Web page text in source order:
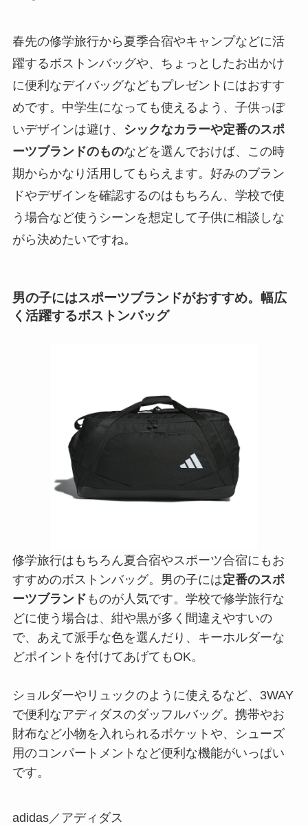
春先の修学旅行から夏季合宿やキャンプなどに活
躍するボストンバッグや、ちょっとしたお出かけ
に便利なデイバッグなどもプレゼントにはおすす
めです。中学生になっても使えるよう、子供っぽ
いデザインは避け、
シックなカラーや定番のスポ
ーツブランドのものなどを選んでおけば、この時
期からかなり活用してもらえます。好みのブラン
ドやデザインを確認するのはもちろん、学校で使
う場合など使うシーンを想定して子供に相談しな
がら決めたいですね。
男の子にはスポーツブランドがおすすめ。幅広
く活躍するボストンバッグ
修学旅行はもちろん夏合宿やスポーツ合宿にもお
すすめのボストンバッグ。男の子には定番のスポ
ーツブランド ものが人気です。学校で修学旅行な
どに使う場合は、紺や黒が多く間違えやすいの
で、あえて派手な色を選んだり、キーホルダーな
どポイントを付けてあげてもOK。
ショルダーやリュックのように使えるなど、3WAY
で便利なアディダスのダッフルバッグ。携帯やお
財布など小物を入れられるポケットや、シューズ
用のコンパートメントなど便利な機能がいっぱい
です。
adidas／アディダス